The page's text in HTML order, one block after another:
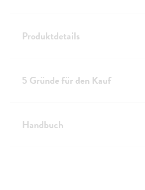
Produktdetails
5 Gründe für den Kauf
Handbuch